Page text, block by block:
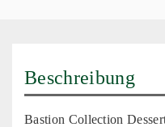
Beschreibung
Bastion Collection